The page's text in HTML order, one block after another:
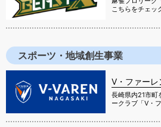
こちらをチェッ
スポーツ・地域創生事業
V・ファーレ
長崎県内21市町
ークラブ「V・